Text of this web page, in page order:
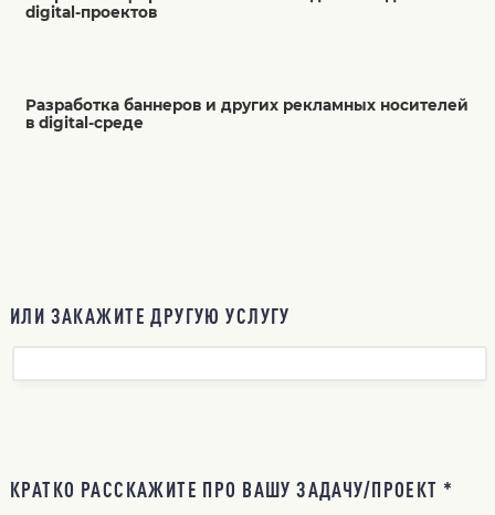
digital-проектов
Разработка баннеров и других рекламных носителей
в digital-среде
ИЛИ ЗАКАЖИТЕ ДРУГУЮ УСЛУГУ
КРАТКО РАССКАЖИТЕ ПРО ВАШУ ЗАДАЧУ/ПРОЕКТ *